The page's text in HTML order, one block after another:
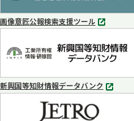
開
く
画像意匠公報検索支援ツール
別
ブ
で
く
新興国等知財情報データバンク
別